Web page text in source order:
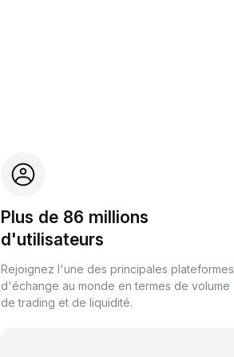
Plus de 86 millions
d'utilisateurs
Rejoignez l'une des principales plateformes
d'échange au monde en termes de volume
de trading et de liquidité.